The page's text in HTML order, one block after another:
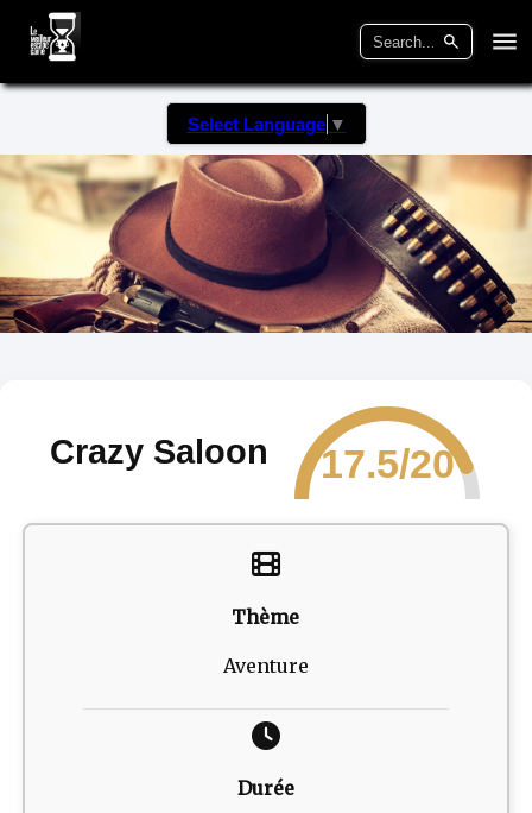
Select Language ▼
Crazy Saloon 17.5/20
Thème
Aventure
Durée